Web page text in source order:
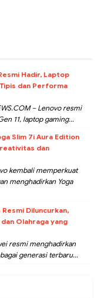
Hadir, Laptop
dan Performa
– Lenovo resmi
11, laptop gaming...
Slim 7i Aura Edition
dan
kembali memperkuat
menghadirkan Yoga
Diluncurkan,
Olahraga yang
resmi menghadirkan
generasi terbaru...